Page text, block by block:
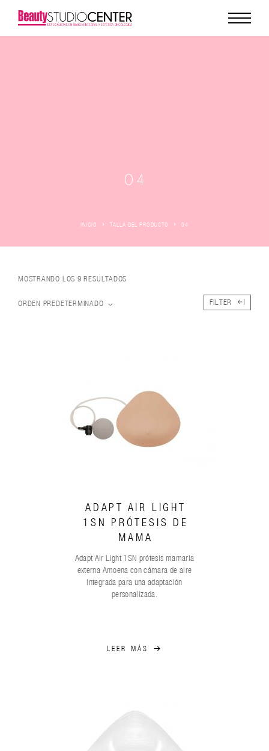
04
INICIO TALLA DEL PRODUCTO 04
MOSTRANDO LOS 9 RESULTADOS
ORDEN PREDETERMINADO FILTER
LEER MÁS
ADAPT AIR LIGHT
1SN PRÓTESIS DE
MAMA
Adapt Air Light 1SN prótesis mamaria
externa Amoena con cámara de aire
integrada para una adaptación
personalizada.